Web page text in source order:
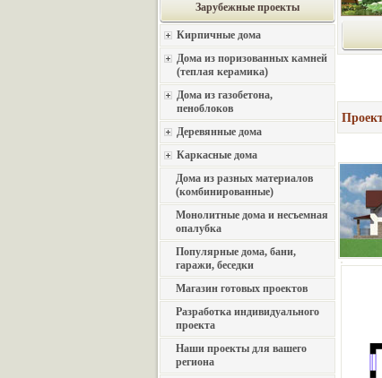
Зарубежные проекты
Кирпичные дома
Дома из поризованных камней
(теплая керамика)
Дома из газобетона,
пеноблоков
Деревянные дома
Каркасные дома
Дома из разных материалов
(комбинированные)
Монолитные дома и несъемная
опалубка
Популярные дома, бани,
гаражи, беседки
Магазин готовых проектов
Разработка индивидуального
проекта
Наши проекты для вашего
региона